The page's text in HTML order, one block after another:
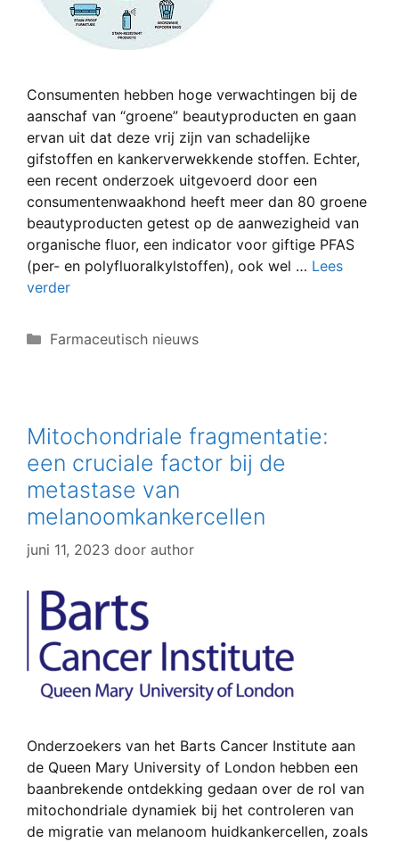
Consumenten hebben hoge verwachtingen bij de
aanschaf van “groene” beautyproducten en gaan
ervan uit dat deze vrij zijn van schadelijke
gifstoffen en kankerverwekkende stoffen. Echter,
een recent onderzoek uitgevoerd door een
consumentenwaakhond heeft meer dan 80 groene
beautyproducten getest op de aanwezigheid van
organische fluor, een indicator voor giftige PFAS
(per- en polyfluoralkylstoffen), ook wel … Lees
verder
Categorieën
Farmaceutisch nieuws
Mitochondriale fragmentatie:
een cruciale factor bij de
metastase van
melanoomkankercellen
juni 11, 2023 door author
Onderzoekers van het Barts Cancer Institute aan
de Queen Mary University of London hebben een
baanbrekende ontdekking gedaan over de rol van
mitochondriale dynamiek bij het controleren van
de migratie van melanoom huidkankercellen, zoals